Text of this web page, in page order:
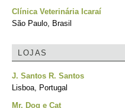
Clínica Veterinária Icaraí
São Paulo, Brasil
LOJAS
J. Santos R. Santos
Lisboa, Portugal
Mr. Dog e Cat